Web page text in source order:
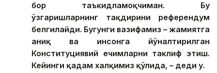
бор таъкидламоқчиман. Бу
ўзгаришларнинг тақдирини референдум
белгилайди. Бугунги вазифамиз – жамиятга
аниқ ва инсонга йўналтирилган
Конституциявий ечимларни таклиф этиш.
Кейинги қадам халқимиз қўлида, – деди у.